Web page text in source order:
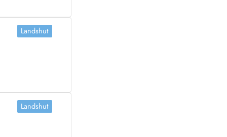
Landshut
Landshut